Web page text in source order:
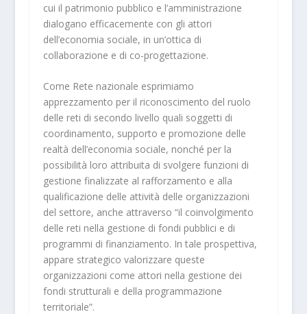
cui il patrimonio pubblico e l’amministrazione
dialogano efficacemente con gli attori
dell’economia sociale, in un’ottica di
collaborazione e di co-progettazione.
Come Rete nazionale esprimiamo
apprezzamento per il riconoscimento del ruolo
delle reti di secondo livello quali soggetti di
coordinamento, supporto e promozione delle
realtà dell’economia sociale, nonché per la
possibilità loro attribuita di svolgere funzioni di
gestione finalizzate al rafforzamento e alla
qualificazione delle attività delle organizzazioni
del settore, anche attraverso “il coinvolgimento
delle reti nella gestione di fondi pubblici e di
programmi di finanziamento. In tale prospettiva,
appare strategico valorizzare queste
organizzazioni come attori nella gestione dei
fondi strutturali e della programmazione
territoriale”.